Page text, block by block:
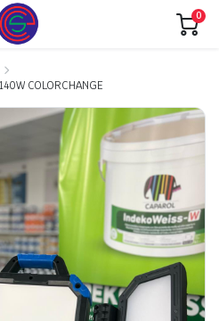
0
COLORCHANGE